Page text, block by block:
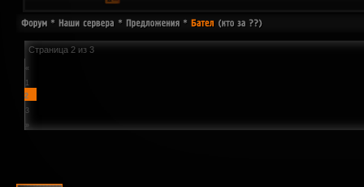
Страница 2 из 3
«
1
2
3
»